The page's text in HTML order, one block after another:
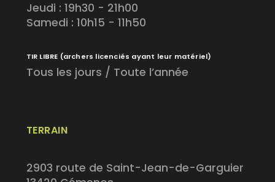
TERRAIN
2903 route de Saint-Jean-de-Garguier
Jeudi : 19h30 - 21h00
Samedi : 10h15 - 11h50
TIR LIBRE (archers licenciés ayant leur matériel)
Tous les jours / Toute l’année